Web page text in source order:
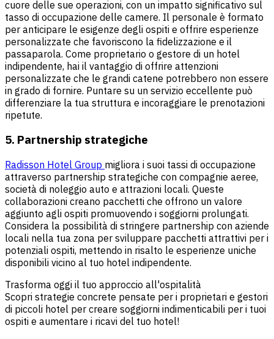
cuore delle sue operazioni, con un impatto significativo sul
tasso di occupazione delle camere. Il personale è formato
per anticipare le esigenze degli ospiti e offrire esperienze
personalizzate che favoriscono la fidelizzazione e il
passaparola. Come proprietario o gestore di un hotel
indipendente, hai il vantaggio di offrire attenzioni
personalizzate che le grandi catene potrebbero non essere
in grado di fornire. Puntare su un servizio eccellente può
differenziare la tua struttura e incoraggiare le prenotazioni
ripetute.
5. Partnership strategiche
Radisson Hotel Group migliora i suoi tassi di occupazione
attraverso partnership strategiche con compagnie aeree,
società di noleggio auto e attrazioni locali. Queste
collaborazioni creano pacchetti che offrono un valore
aggiunto agli ospiti promuovendo i soggiorni prolungati.
Considera la possibilità di stringere partnership con aziende
locali nella tua zona per sviluppare pacchetti attrattivi per i
potenziali ospiti, mettendo in risalto le esperienze uniche
disponibili vicino al tuo hotel indipendente.
Trasforma oggi il tuo approccio all'ospitalità
Scopri strategie concrete pensate per i proprietari e gestori
di piccoli hotel per creare soggiorni indimenticabili per i tuoi
ospiti e aumentare i ricavi del tuo hotel!